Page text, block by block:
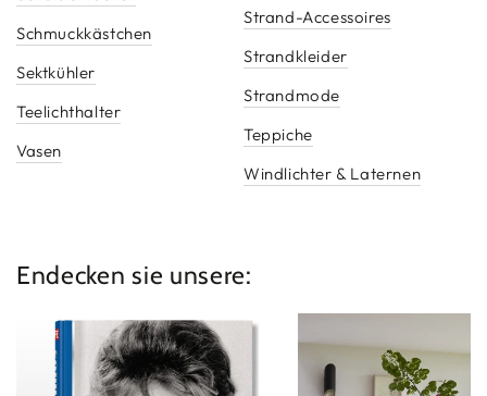
Schmuckkästchen
Sektkühler
Teelichthalter
Vasen
Strand-Accessoires
Strandkleider
Strandmode
Teppiche
Windlichter & Laternen
Endecken sie unsere:
Neuheiten